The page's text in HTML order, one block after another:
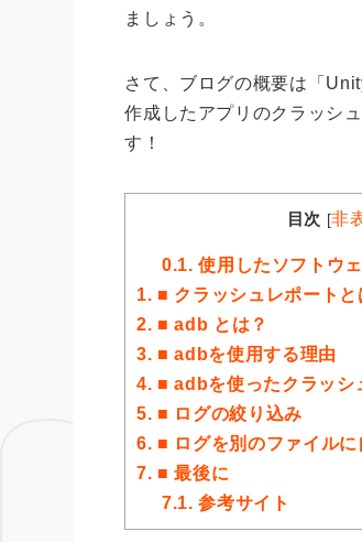
ましょう。
さて、ブログの概要は「
作成したアプリのクラッシ
す！
目次 [非
0.1. 使用したソフトウ
1. ■ クラッシュレポートと
2. ■ adb とは？
3. ■ adbを使用する理由
4. ■ adbを使ったクラッシ
5. ■ ログの絞り込み
6. ■ ログを別のファイル
7. ■ 最後に
7.1. 参考サイト